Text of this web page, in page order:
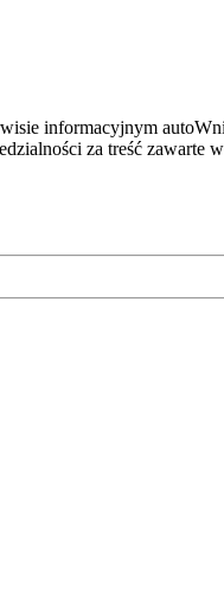
informacyjnym
za treść